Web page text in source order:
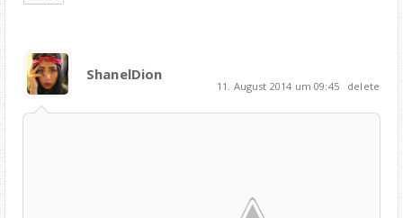
ShanelDion
11. August 2014 um 09:45 delete